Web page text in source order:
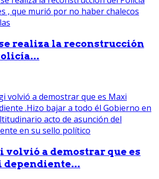
realiza la reconstrucción
volvió a demostrar que es
dependiente...